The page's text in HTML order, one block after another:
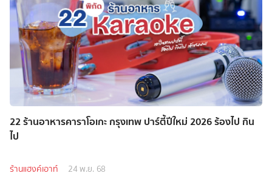
22 ร้านอาหารคาราโอเกะ กรุงเทพ ปาร์ตี้ปีใหม่ 2026 ร้องไป กิน
ไป
ร้านแฮงค์เอาท์ 24 พ.ย. 68